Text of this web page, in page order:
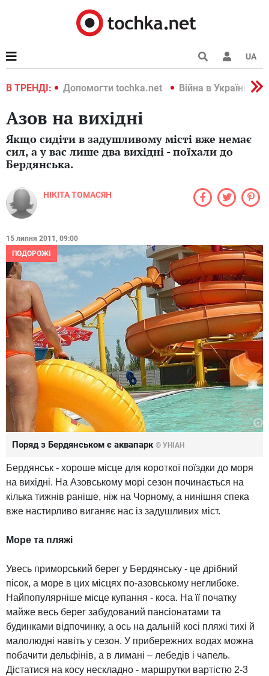
UA
В ТРЕНДІ:
2022 Допомогти tochka.net Війна в Україні 2022
Азов на вихідні
Якщо сидіти в задушливому місті вже немає
сил, а у вас лише два вихідні - поїхали до
Бердянська.
НІКІТА ТОМАСЯН
15 липня 2011, 09:00
ПОДОРОЖІ
Поряд з Бердянськом є аквапарк © УНІАН
Бердянськ - хороше місце для короткої поїздки до моря
на вихідні. На Азовському морі сезон починається на
кілька тижнів раніше, ніж на Чорному, а нинішня спека
вже настирливо виганяє нас із задушливих міст.
Море та пляжі
Увесь приморський берег у Бердянську - це дрібний
пісок, а море в цих місцях по-азовському неглибоке.
Найпопулярніше місце купання - коса. На її початку
майже весь берег забудований пансіонатами та
будинками відпочинку, а ось на дальній косі пляжі тихі й
малолюдні навіть у сезон. У прибережних водах можна
побачити дельфінів, а в лимані – лебедів і чапель.
Дістатися на косу нескладно - маршрутки вартістю 2-3